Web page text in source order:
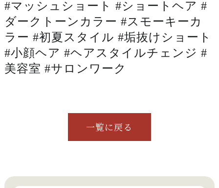
#マッシュショート #ショートヘア #
ダークトーンカラー #スモーキーカ
ラー #初夏スタイル #垢抜けショート
#小顔ヘア #ヘアスタイルチェンジ #
美容室 #サロンワーク
一覧に戻る